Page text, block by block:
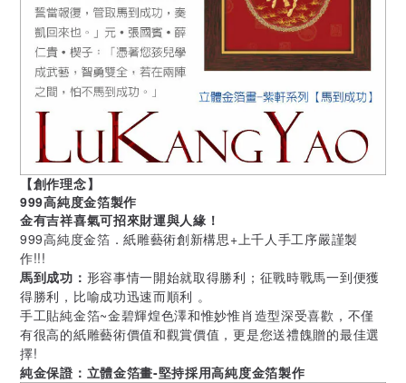
【創作理念】
999高純度金箔製作
金有吉祥喜氣可招來財運與人緣！
999高純度金箔．紙雕藝術創新構思+上千人手工序嚴謹製
作!!!
馬到成功： 形容事情一開始就取得勝利；征戰時戰馬一到便獲
得勝利，比喻成功迅速而順利 。
手工貼純金箔~金碧輝煌色澤和惟妙惟肖造型深受喜歡，不僅
有很高的紙雕藝術價值和觀賞價值，更是您送禮餽贈的最佳選
擇!
純金保證：立體金箔畫-堅持採用高純度金箔製作